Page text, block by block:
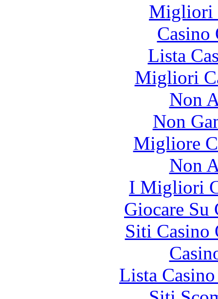
Migliori
Lista
Migliori
Non
Non
Migliore
Non
I Migliori
Giocare Su
Siti Casino
Lista